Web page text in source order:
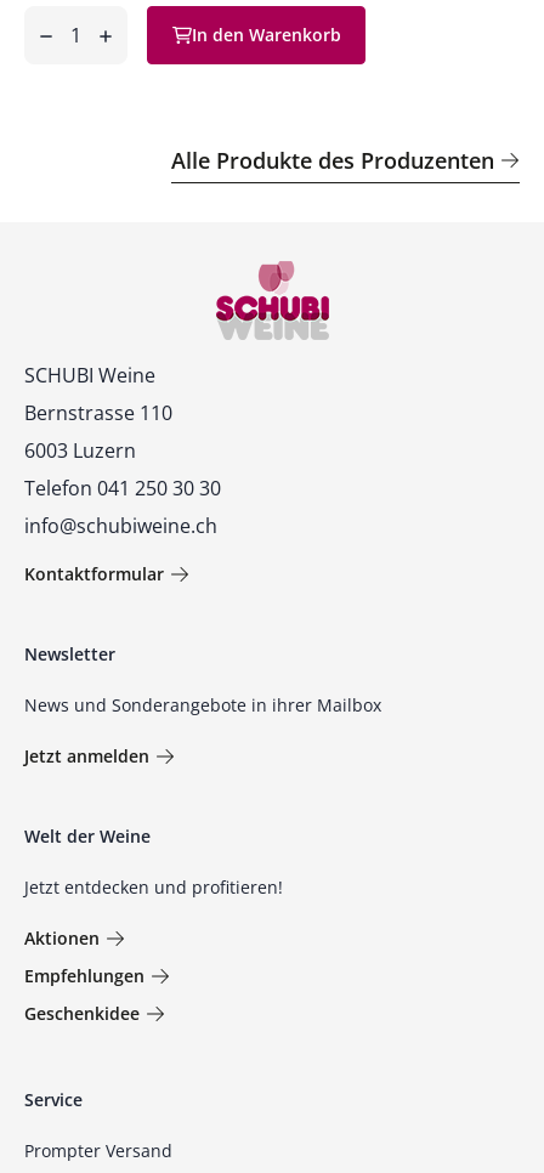
In den Warenkorb
Alle Produkte des Produzenten
Kontakt
SCHUBI Weine
Bernstrasse 110
6003 Luzern
Telefon 041 250 30 30
info@schubiweine.ch
Kontaktformular
Newsletter
News und Sonderangebote in ihrer Mailbox
Jetzt anmelden
Welt der Weine
Jetzt entdecken und profitieren!
Aktionen
Empfehlungen
Geschenkidee
Service
Prompter Versand